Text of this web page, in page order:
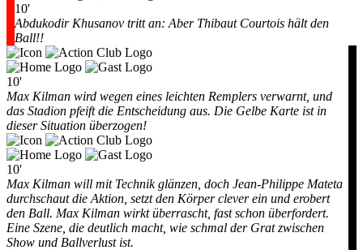
10'
Abdukodir Khusanov tritt an: Aber Thibaut Courtois hält den
Ball!!
10'
Max Kilman wird wegen eines leichten Remplers verwarnt, und
das Stadion pfeift die Entscheidung aus. Die Gelbe Karte ist in
dieser Situation überzogen!
10'
Max Kilman will mit Technik glänzen, doch Jean-Philippe Mateta
durchschaut die Aktion, setzt den Körper clever ein und erobert
den Ball. Max Kilman wirkt überrascht, fast schon überfordert.
Eine Szene, die deutlich macht, wie schmal der Grat zwischen
Show und Ballverlust ist.